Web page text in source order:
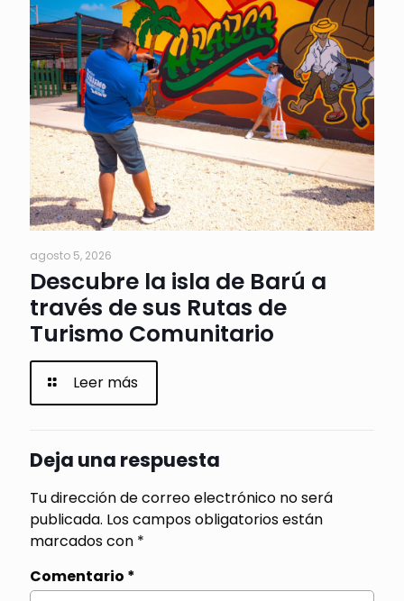
agosto 5, 2026
Descubre la isla de Barú a
través de sus Rutas de
Turismo Comunitario
Leer más
Deja una respuesta
Tu dirección de correo electrónico no será
publicada. Los campos obligatorios están
marcados con *
Comentario *